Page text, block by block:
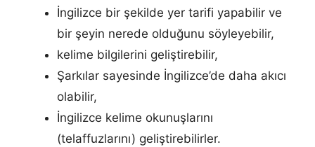
İngilizce bir şekilde yer tarifi yapabilir ve
bir şeyin nerede olduğunu söyleyebilir,
kelime bilgilerini geliştirebilir,
Şarkılar sayesinde İngilizce’de daha akıcı
olabilir,
İngilizce kelime okunuşlarını
(telaffuzlarını) geliştirebilirler.